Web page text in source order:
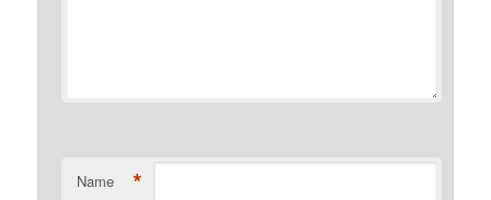
Name *